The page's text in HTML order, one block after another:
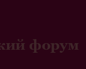
форум